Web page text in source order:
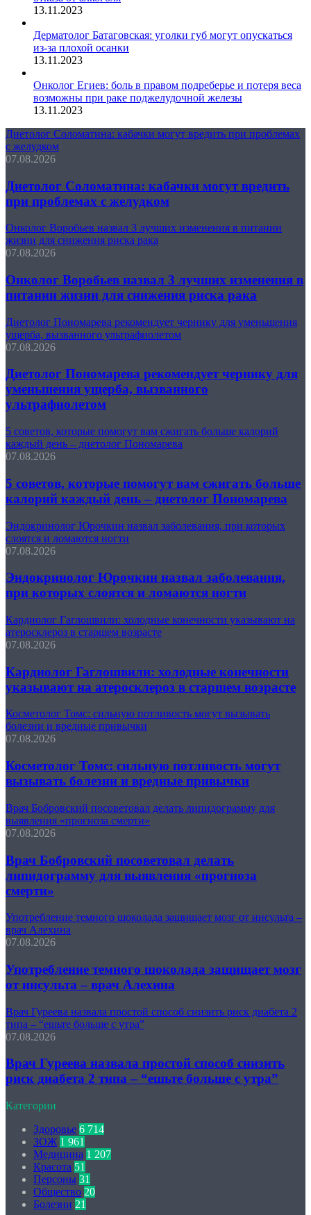
13.11.2023
Дерматолог Батаговская: уголки губ могут опускаться
из-за плохой осанки
13.11.2023
Онколог Егиев: боль в правом подреберье и потеря веса
возможны при раке поджелудочной железы
13.11.2023
Диетолог Соломатина: кабачки могут вредить при проблемах
с желудком
07.08.2026
Диетолог Соломатина: кабачки могут вредить
при проблемах с желудком
Онколог Воробьев назвал 3 лучших изменения в питании
жизни для снижения риска рака
07.08.2026
Онколог Воробьев назвал 3 лучших изменения в
питании жизни для снижения риска рака
Диетолог Пономарева рекомендует чернику для уменьшения
ущерба, вызванного ультрафиолетом
07.08.2026
Диетолог Пономарева рекомендует чернику для
уменьшения ущерба, вызванного
ультрафиолетом
5 советов, которые помогут вам сжигать больше калорий
каждый день – диетолог Пономарева
07.08.2026
5 советов, которые помогут вам сжигать больше
калорий каждый день – диетолог Пономарева
Эндокринолог Юрочкин назвал заболевания, при которых
слоятся и ломаются ногти
07.08.2026
Эндокринолог Юрочкин назвал заболевания,
при которых слоятся и ломаются ногти
Кардиолог Гаглошвили: холодные конечности указывают на
атеросклероз в старшем возрасте
07.08.2026
Кардиолог Гаглошвили: холодные конечности
указывают на атеросклероз в старшем возрасте
Косметолог Томс: сильную потливость могут вызывать
болезни и вредные привычки
07.08.2026
Косметолог Томс: сильную потливость могут
вызывать болезни и вредные привычки
Врач Бобровский посоветовал делать липидограмму для
выявления «прогноза смерти»
07.08.2026
Врач Бобровский посоветовал делать
липидограмму для выявления «прогноза
смерти»
Употребление темного шоколада защищает мозг от инсульта –
врач Алехина
07.08.2026
Употребление темного шоколада защищает мозг
от инсульта – врач Алехина
Врач Гуреева назвала простой способ снизить риск диабета 2
типа – “ешьте больше с утра”
07.08.2026
Врач Гуреева назвала простой способ снизить
риск диабета 2 типа – “ешьте больше с утра”
Категории
Здоровье 6 714
ЗОЖ 1 961
Медицина 1 207
Красота 51
Персоны 31
Общество 20
Болезни 21